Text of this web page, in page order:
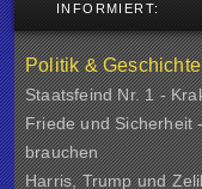
INFORMIERT:
Politik & Geschichte
Staatsfeind Nr. 1 -
Friede und Sicherheit
brauchen
Harris, Trump und